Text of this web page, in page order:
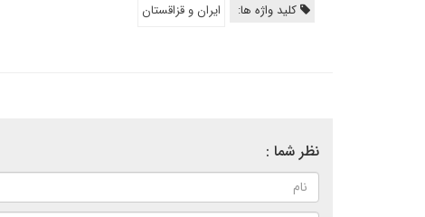
کلید واژه ها: ایران و قزاقستان
نظر شما :